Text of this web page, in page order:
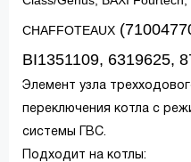
CHAFFOTEAUX
BI1351109, 6319625,
Элемент узла
переключения котла с
системы ГВС.
Подходит на котлы: